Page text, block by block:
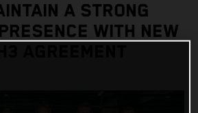
A STRONG
WITH NEW
AGREEMENT